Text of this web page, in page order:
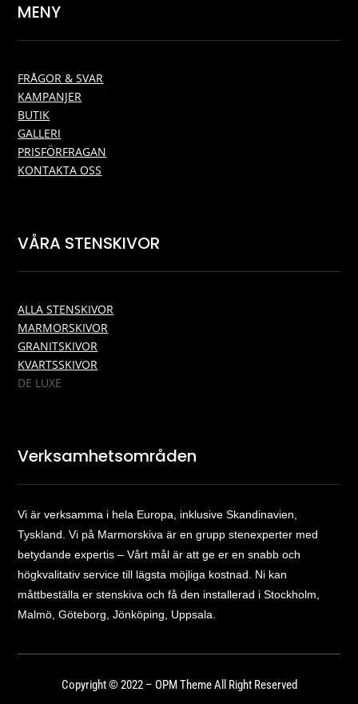
MENY
FRÅGOR & SVAR
KAMPANJER
BUTIK
GALLERI
PRISFÖRFRAGAN
KONTAKTA OSS
VÅRA STENSKIVOR
ALLA STENSKIVOR
MARMORSKIVOR
GRANITSKIVOR
KVARTSSKIVOR
DE LUXE
Verksamhetsområden
Vi är verksamma i hela Europa, inklusive Skandinavien,
Tyskland. Vi på Marmorskiva är en grupp stenexperter med
betydande expertis – Vårt mål är att ge er en snabb och
högkvalitativ service till lägsta möjliga kostnad. Ni kan
måttbeställa er stenskiva och få den installerad i Stockholm,
Malmö, Göteborg, Jönköping, Uppsala.
Copyright © 2022 – OPM Theme All Right Reserved